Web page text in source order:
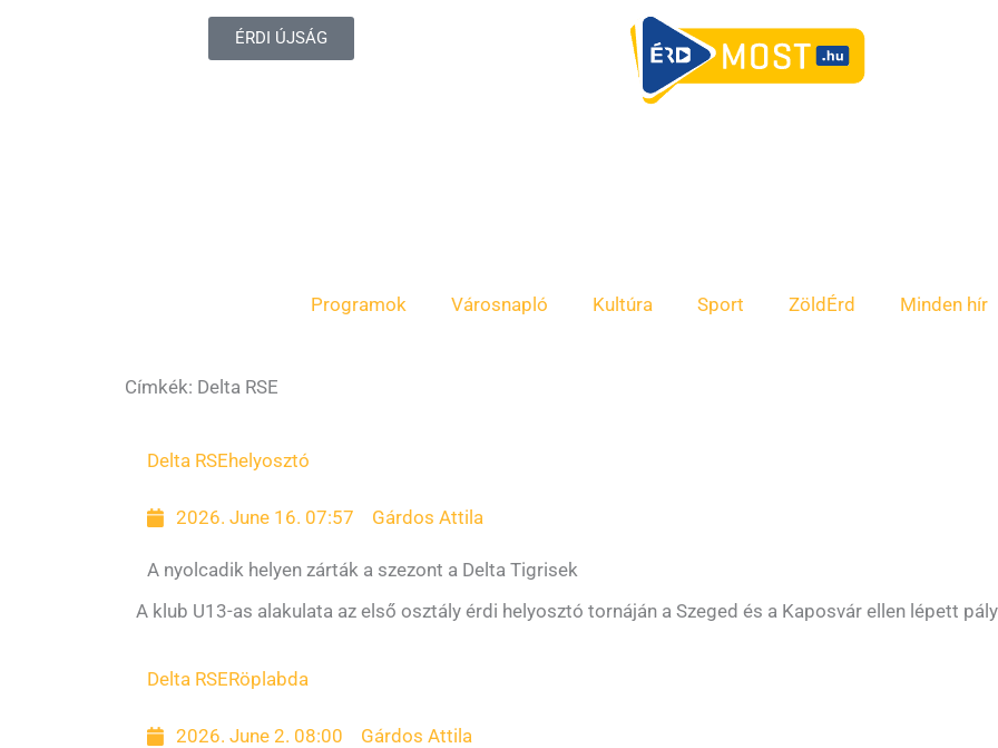
ÉRDI ÚJSÁG
Programok Városnapló Kultúra Sport ZöldÉrd Minden hír
Címkék: Delta RSE
Delta RSEhelyosztó
2026. June 16. 07:57 Gárdos Attila
A nyolcadik helyen zárták a szezont a Delta Tigrisek
A klub U13-as alakulata az első osztály érdi helyosztó tornáján a Szeged és a Kaposvár ellen lépett
Delta RSERöplabda
2026. June 2. 08:00 Gárdos Attila